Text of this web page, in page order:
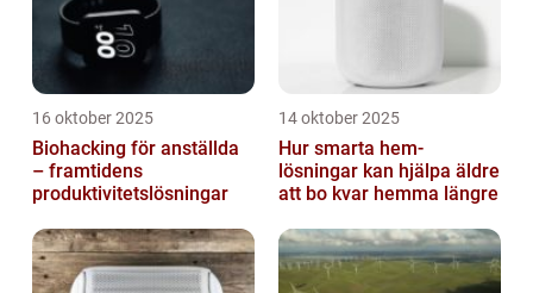
16 oktober 2025
Biohacking för anställda
– framtidens
produktivitetslösningar
14 oktober 2025
Hur smarta hem-
lösningar kan hjälpa äldre
att bo kvar hemma längre